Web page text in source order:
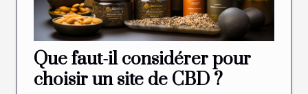
Que faut-il considérer pour
choisir un site de CBD ?